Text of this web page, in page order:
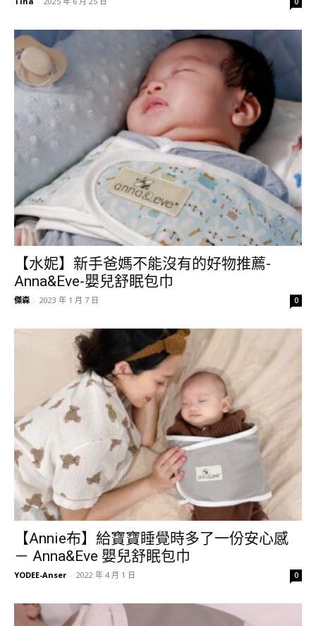
【水妮】新手爸媽不能沒有的好物推薦-
Anna&Eve-嬰兒舒眠包巾
傑森 - 2023 年 1 月 7 日 0
【Annie布】給寶寶睡覺時多了一份安心感
－ Anna&Eve 嬰兒舒眠包巾
YODEE-Anser - 2022 年 4 月 1 日 0